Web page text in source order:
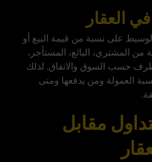
العقار
على نسبة من قيمة البيع أو
من المشتري، البائع، المستأجر،
حسب السوق والاتفاق. لذلك
العمولة ومن يدفعها ومتى
مقابل